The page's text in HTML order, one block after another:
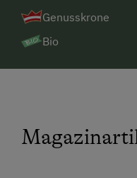
Genusskrone
Bio